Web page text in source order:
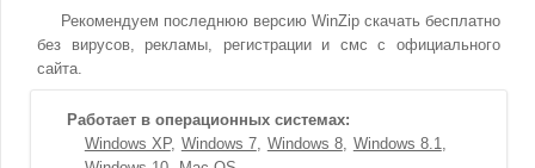
Рекомендуем последнюю версию WinZip скачать бесплатно
без вирусов, рекламы, регистрации и смс с официального
сайта.
Работает в операционных системах:
Windows XP
Windows 7 Windows 8
Windows 8.1